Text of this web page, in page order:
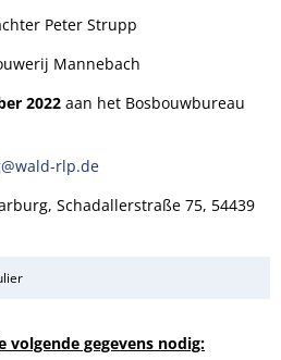
Peter Strupp
Mannebach
2022 aan het Bosbouwbureau
rlp.de
Schadallerstraße 75, 54439
volgende gegevens nodig: